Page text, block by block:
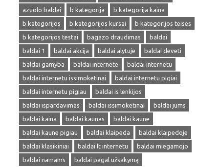
azuolo baldai
b kategorija
b kategorija kaina
b kategorijos
b kategorijos kursai
b kategorijos teises
b kategorijos testai
bagazo draudimas
baldai
baldai 1
baldai akcija baldai alytuje
baldai deveti
baldai gamyba
baldai internete
baldai internetu
baldai internetu issimoketinai
baldai internetu pigiai
baldai internetu pigiau
baldai is lenkijos
baldai ispardavimas
baldai issimoketinai
baldai jums
baldai kaina
baldai kaunas
baldai kaune
baldai kaune pigiau
baldai klaipeda
baldai klaipedoje
baldai klasikiniai
baldai lt internetu
baldai miegamojo
baldai namams
baldai pagal užsakymą